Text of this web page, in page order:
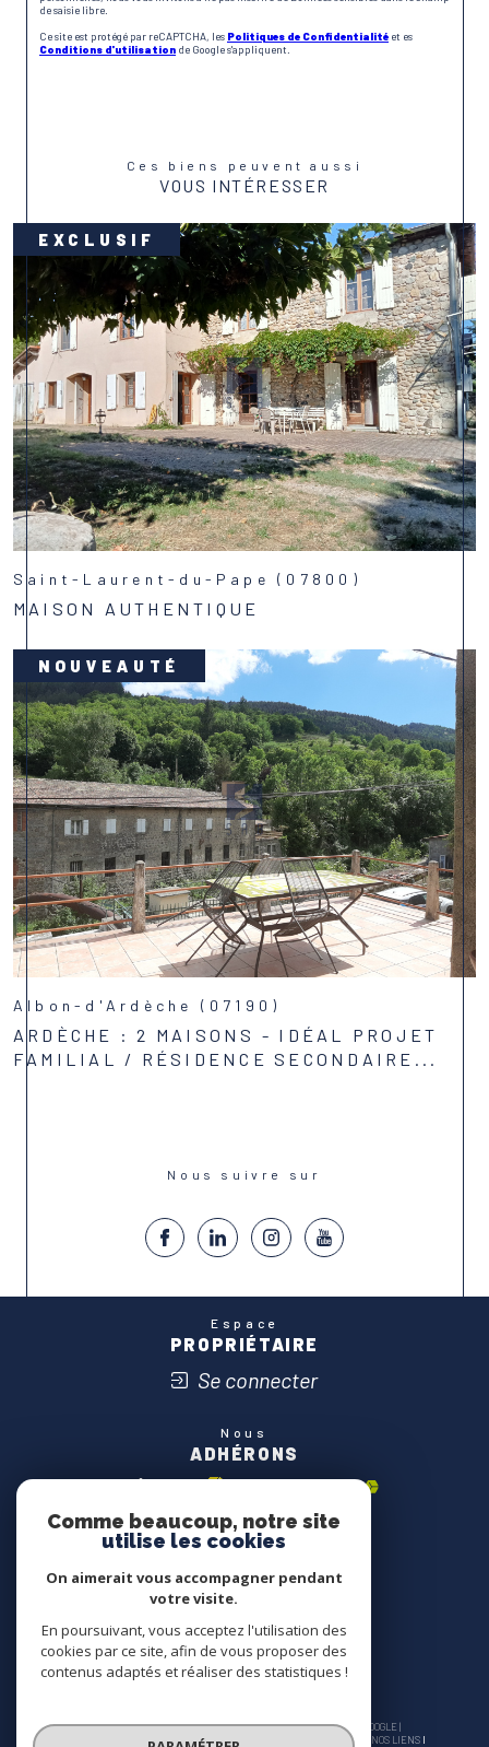
de saisie libre.
Ce site est protégé par reCAPTCHA, les Politiques de Confidentialité et es
Conditions d'utilisation de Google s'appliquent.
Ces biens peuvent aussi
VOUS INTÉRESSER
EXCLUSIF
Saint-Laurent-du-Pape (07800)
MAISON AUTHENTIQUE
NOUVEAUTÉ
Albon-d'Ardèche (07190)
ARDÈCHE : 2 MAISONS - IDÉAL PROJET
FAMILIAL / RÉSIDENCE SECONDAIRE...
Nous suivre sur
Espace
PROPRIÉTAIRE
Se connecter
Nous
ADHÉRONS
© 2026 | TOUS DROITS RÉSERVÉS | TRADUCTION POWERED BY GOOGLE |
PLAN DU SITE MENTIONS LÉGALES ADMIN
NOS LIENS
Comme beaucoup, notre site
utilise les cookies
On aimerait vous accompagner pendant
votre visite.
En poursuivant, vous acceptez l'utilisation des
cookies par ce site, afin de vous proposer des
contenus adaptés et réaliser des statistiques !